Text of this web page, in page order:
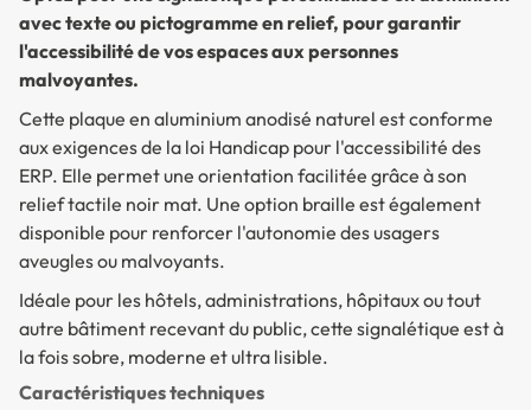
avec texte ou pictogramme en relief, pour garantir
l'accessibilité de vos espaces aux personnes
malvoyantes.
Cette plaque en aluminium anodisé naturel est conforme
aux exigences de la loi Handicap pour l'accessibilité des
ERP. Elle permet une orientation facilitée grâce à son
relief tactile noir mat. Une option braille est également
disponible pour renforcer l'autonomie des usagers
aveugles ou malvoyants.
Idéale pour les hôtels, administrations, hôpitaux ou tout
autre bâtiment recevant du public, cette signalétique est à
la fois sobre, moderne et ultra lisible.
Caractéristiques techniques